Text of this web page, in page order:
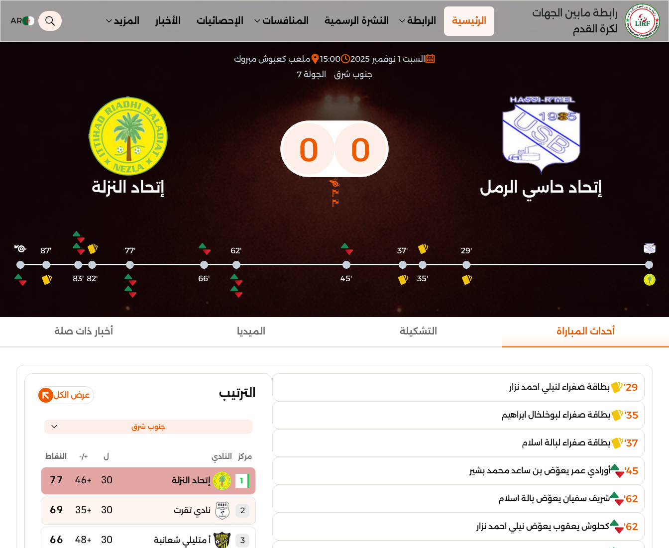
رابطة مابين الجهات
لكرة القدم
الرئيسية الرابطة النشرة الرسمية المنافسات الإحصائيات الأخبار المزيد AR
السبت 1 نوفمبر 2025 15:00
ملعب كعبوش مبروك
جنوب شرق
الجولة 7
إتحاد حاسي الرمل
0
0
إتحاد النزلة
'29
'35
'37
'45
'62
'66
'77
'82
'83
'87
أحداث المباراة التشكيلة الميديا أخبار ذات صلة
29' بطاقة صفراء لنيلي احمد نزار
35' بطاقة صفراء لبوخلخال ابراهيم
37' بطاقة صفراء لبالة اسلام
45' أورادي عمر يعوّض بن ساعد محمد بشير
62' شريف سفيان يعوّض بالة اسلام
62' كحلوش يعقوب يعوّض نيلي احمد نزار
الترتيب عرض الكل
جنوب شرق
مركز النادي ل +/- النقاط
1 إتحاد النزلة 30
+46
77
2 نادي تقرت 30
+35
69
3 أ متليلي شعانبة 30
+48
66